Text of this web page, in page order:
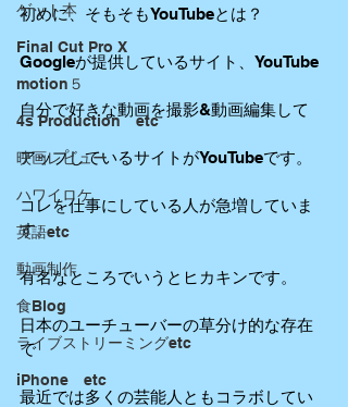
ゲット本
Final Cut Pro X
motion５
4s Production etc
映画レビュー
ハワイロケ
英語etc
動画制作
食Blog
ライブストリーミングetc
iPhone etc
初めに、そもそもYouTubeとは？
Googleが提供しているサイト、YouTube
自分で好きな動画を撮影&動画編集して
アップしているサイトがYouTubeです。
コレを仕事にしている人が急増していま
す。
有名なところでいうとヒカキンです。
日本のユーチューバーの草分け的な存在
で
最近では多くの芸能人ともコラボしてい